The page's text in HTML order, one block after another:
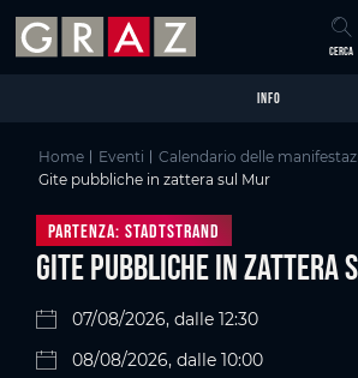
Skip to main content
Skip to table of contents
Skip to main navigation
CERCA
INFO
Home Eventi
Calendario delle
Gite pubbliche in zattera sul Mur
Partenza: Stadtstrand
Gite pubbliche in zattera
07/08/2026, dalle 12:30
08/08/2026, dalle 10:00